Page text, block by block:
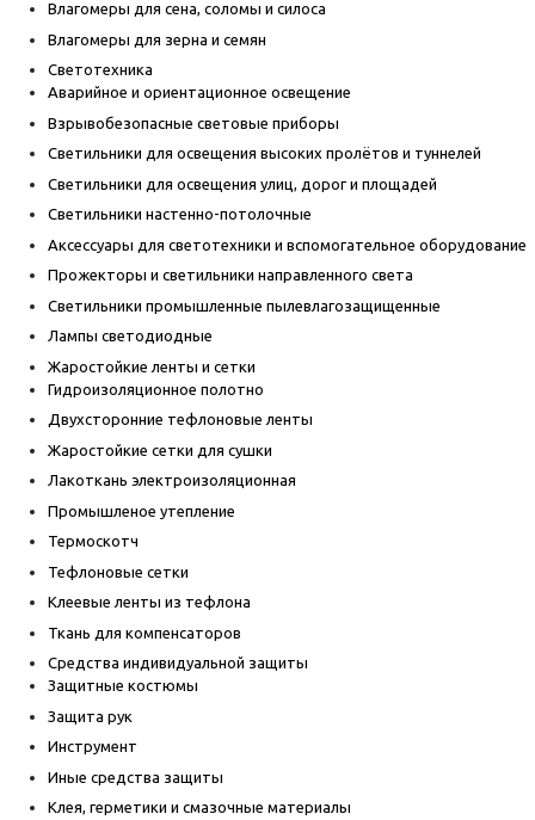
Влагомеры для сена, соломы и силоса
Влагомеры для зерна и семян
Светотехника
Аварийное и ориентационное освещение
Взрывобезопасные световые приборы
Светильники для освещения высоких пролётов и туннелей
Светильники для освещения улиц, дорог и площадей
Светильники настенно-потолочные
Аксессуары для светотехники и вспомогательное оборудование
Прожекторы и светильники направленного света
Светильники промышленные пылевлагозащищенные
Лампы светодиодные
Жаростойкие ленты и сетки
Гидроизоляционное полотно
Двухсторонние тефлоновые ленты
Жаростойкие сетки для сушки
Лакоткань электроизоляционная
Промышленое утепление
Термоскотч
Тефлоновые сетки
Клеевые ленты из тефлона
Ткань для компенсаторов
Средства индивидуальной защиты
Защитные костюмы
Защита рук
Инструмент
Иные средства защиты
Клея, герметики и смазочные материалы